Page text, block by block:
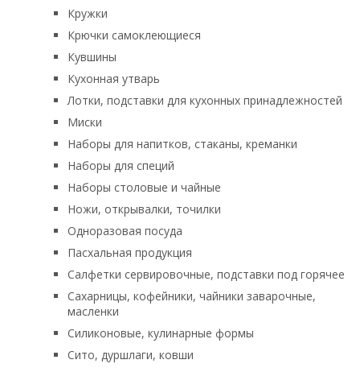
Кружки
Крючки самоклеющиеся
Кувшины
Кухонная утварь
Лотки, подставки для кухонных принадлежностей
Миски
Наборы для напитков, стаканы, креманки
Наборы для специй
Наборы столовые и чайные
Ножи, открывалки, точилки
Одноразовая посуда
Пасхальная продукция
Салфетки сервировочные, подставки под горячее
Сахарницы, кофейники, чайники заварочные,
масленки
Силиконовые, кулинарные формы
Сито, дуршлаги, ковши